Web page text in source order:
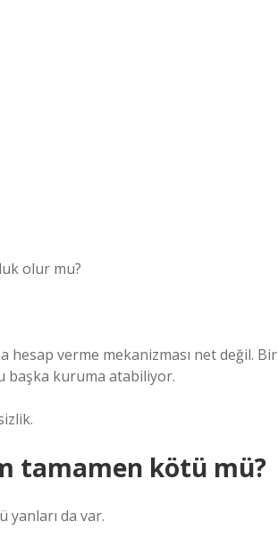
olur mu?
hesap verme mekanizması net değil. Bir
başka kuruma atabiliyor.
tamamen kötü mü?
yanları da var.